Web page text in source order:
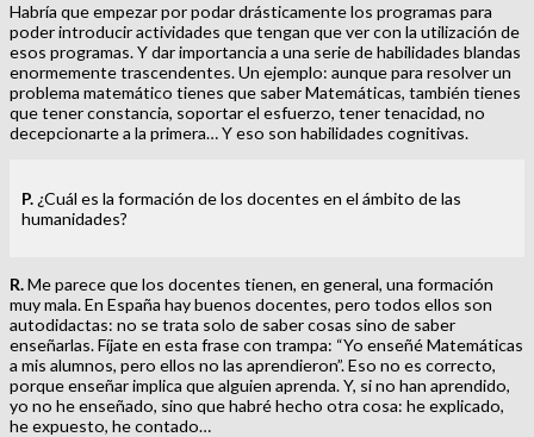
Habría que empezar por podar drásticamente los programas para
poder introducir actividades que tengan que ver con la utilización de
esos programas. Y dar importancia a una serie de habilidades blandas
enormemente trascendentes. Un ejemplo: aunque para resolver un
problema matemático tienes que saber Matemáticas, también tienes
que tener constancia, soportar el esfuerzo, tener tenacidad, no
decepcionarte a la primera… Y eso son habilidades cognitivas.
P. ¿Cuál es la formación de los docentes en el ámbito de las
humanidades?
R.Me parece que los docentes tienen, en general, una formación
muy mala. En España hay buenos docentes, pero todos ellos son
autodidactas: no se trata solo de saber cosas sino de saber
enseñarlas. Fíjate en esta frase con trampa: “Yo enseñé Matemáticas
a mis alumnos, pero ellos no las aprendieron”. Eso no es correcto,
porque enseñar implica que alguien aprenda. Y, si no han aprendido,
yo no he enseñado, sino que habré hecho otra cosa: he explicado,
he expuesto, he contado…